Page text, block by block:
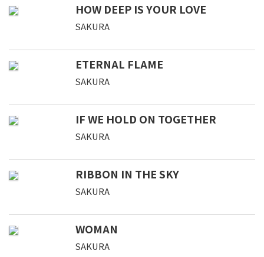
HOW DEEP IS YOUR LOVE
SAKURA
ETERNAL FLAME
SAKURA
IF WE HOLD ON TOGETHER
SAKURA
RIBBON IN THE SKY
SAKURA
WOMAN
SAKURA